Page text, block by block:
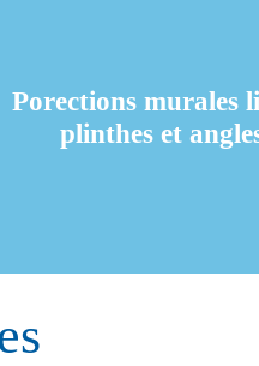
Porections murales
plinthes et
plinthes et